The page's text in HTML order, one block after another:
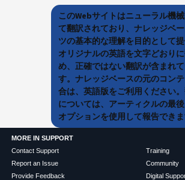
このWebサイトはニューラル機
て翻訳されており、ナレッジベ
ツの基本的な理解を目的として提
オリジナルの英語を文字どおり
め、正確ではない翻訳が含まれ
す。ナレッジベースの元のコン
合は、英語版をご利用ください
については、アーティクルの最
オプションを使用して報告できま
MORE IN SUPPORT
Contact Support
Report an Issue
Provide Feedback
Training
Community
Digital